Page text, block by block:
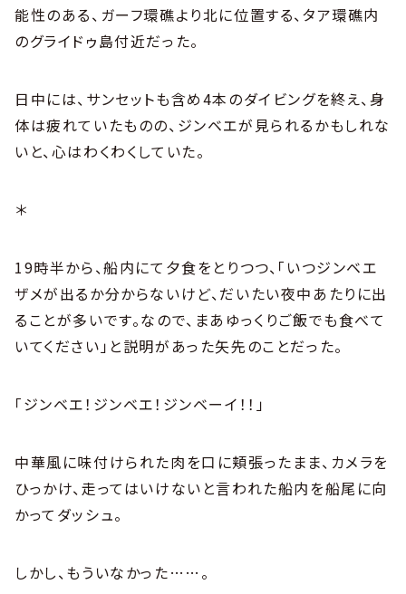
能性のある、ガーフ環礁より北に位置する、タア環礁内
のグライドゥ島付近だった。
日中には、サンセットも含め4本のダイビングを終え、身
体は疲れていたものの、ジンベエが見られるかもしれな
いと、心はわくわくしていた。
＊
19時半から、船内にて夕食をとりつつ、「いつジンベエ
ザメが出るか分からないけど、だいたい夜中あたりに出
ることが多いです。なので、まあゆっくりご飯でも食べて
いてください」と説明があった矢先のことだった。
「ジンベエ！ジンベエ！ジンベーイ！！」
中華風に味付けられた肉を口に頬張ったまま、カメラを
ひっかけ、走ってはいけないと言われた船内を船尾に向
かってダッシュ。
しかし、もういなかった……。